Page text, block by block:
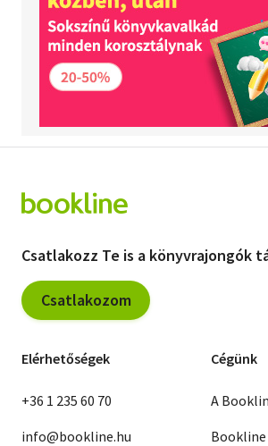
Csatlakozz Te is a könyvrajongók
Csatlakozom
Elérhetőségek
+36 1 235 60 70
info@bookline.hu
Cégünk
A